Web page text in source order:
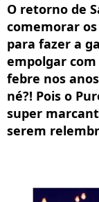
O retorno de
comemorar
para fazer a
empolgar
febre nos
né?! Pois o
super
serem